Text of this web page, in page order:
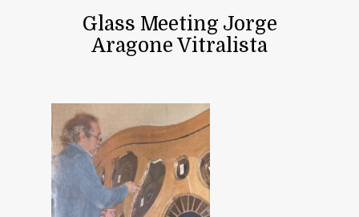
Glass Meeting Jorge
Aragone Vitralista